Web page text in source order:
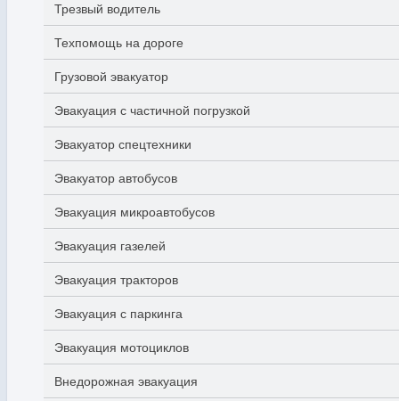
Трезвый водитель
Техпомощь на дороге
Грузовой эвакуатор
Эвакуация с частичной погрузкой
Эвакуатор спецтехники
Эвакуатор автобусов
Эвакуация микроавтобусов
Эвакуация газелей
Эвакуация тракторов
Эвакуация с паркинга
Эвакуация мотоциклов
Внедорожная эвакуация